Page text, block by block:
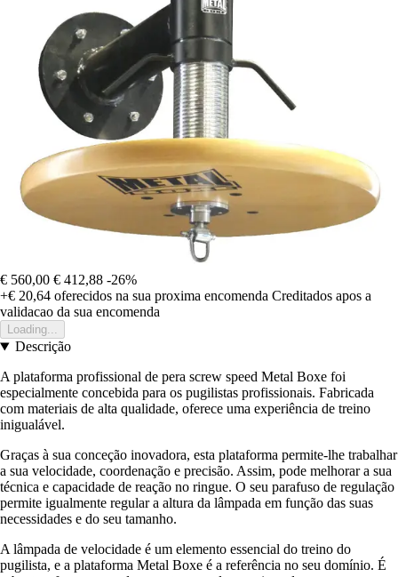
€ 560,00 € 412,88 -26%
+€ 20,64 oferecidos na sua proxima encomenda Creditados apos a
validacao da sua encomenda
Loading...
Descrição
A plataforma profissional de pera screw speed Metal Boxe foi
especialmente concebida para os pugilistas profissionais. Fabricada
com materiais de alta qualidade, oferece uma experiência de treino
inigualável.
Graças à sua conceção inovadora, esta plataforma permite-lhe trabalhar
a sua velocidade, coordenação e precisão. Assim, pode melhorar a sua
técnica e capacidade de reação no ringue. O seu parafuso de regulação
permite igualmente regular a altura da lâmpada em função das suas
necessidades e do seu tamanho.
A lâmpada de velocidade é um elemento essencial do treino do
pugilista, e a plataforma Metal Boxe é a referência no seu domínio. É